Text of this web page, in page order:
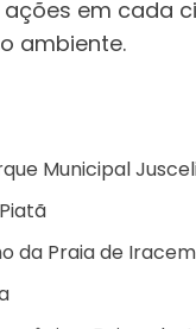
em cada
ambiente.
Municipal
da Praia de